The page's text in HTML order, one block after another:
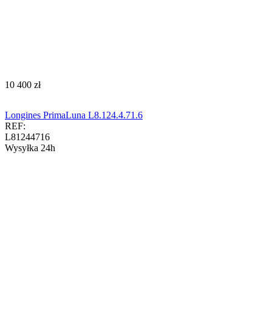
‍10 400‍ zł
Longines PrimaLuna L8.124.4.71.6
REF:
L81244716
Wysyłka 24h